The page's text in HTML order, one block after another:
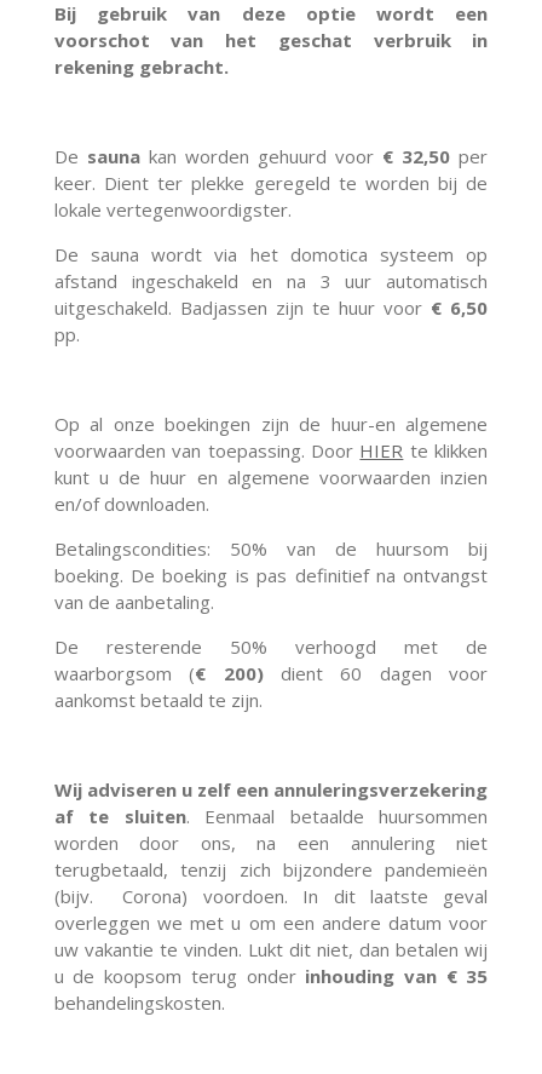
Bij gebruik van deze optie wordt een
voorschot van het geschat verbruik in
rekening gebracht.
De saunakan worden gehuurd voor € 32,50 per
keer. Dient ter plekke geregeld te worden bij de
lokale vertegenwoordigster.
De sauna wordt via het domotica systeem op
afstand ingeschakeld en na 3 uur automatisch
uitgeschakeld. Badjassen zijn te huur voor € 6,50
pp.
Op al onze boekingen zijn de huur-en algemene
voorwaarden van toepassing. Door HIER te klikken
kunt u de huur en algemene voorwaarden inzien
en/of downloaden.
Betalingscondities: 50% van de huursom bij
boeking. De boeking is pas definitief na ontvangst
van de aanbetaling.
De resterende 50% verhoogd met de
waarborgsom (€ 200)dient 60 dagen voor
aankomst betaald te zijn.
Wij adviseren u zelf een annuleringsverzekering
af te sluiten. Eenmaal betaalde huursommen
worden door ons, na een annulering niet
terugbetaald, tenzij zich bijzondere pandemieën
(bijv. Corona) voordoen. In dit laatste geval
overleggen we met u om een andere datum voor
uw vakantie te vinden. Lukt dit niet, dan betalen wij
u de koopsom terug onderinhouding van € 35
behandelingskosten.